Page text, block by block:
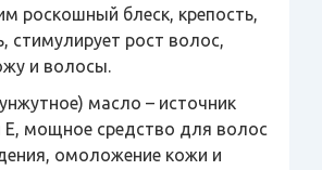
роскошный блеск, крепость,
стимулирует рост волос,
и волосы.
масло – источник
Е, мощное средство для волос
омоложение кожи и